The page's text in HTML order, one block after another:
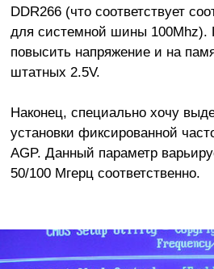
DDR266 (что соответствует
для системной шины
повысить напряжение и на
штатных 2.5V.
Наконец, специально хочу
установки фиксированной
AGP. Данный параметр
50/100 Мгерц соответственно.